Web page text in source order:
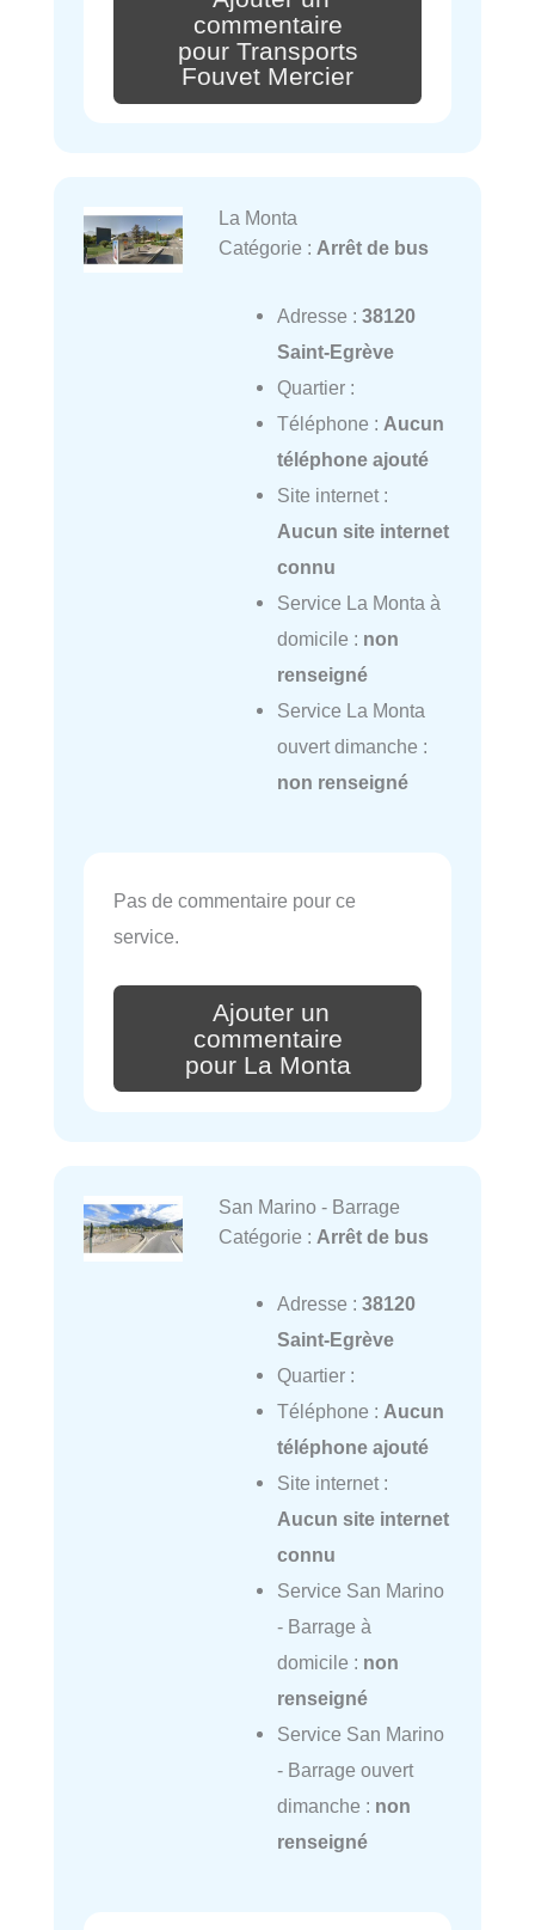
commentaire
pour Transports
Fouvet Mercier
La Monta
Catégorie : Arrêt de bus
Adresse : 38120
Saint-Egrève
Quartier :
Téléphone : Aucun
téléphone ajouté
Site internet :
Aucun site internet
connu
Service La Monta à
domicile : non
renseigné
Service La Monta
ouvert dimanche :
non renseigné
Pas de commentaire pour ce
service.
Ajouter un
commentaire
pour La Monta
San Marino - Barrage
Catégorie : Arrêt de bus
Adresse : 38120
Saint-Egrève
Quartier :
Téléphone : Aucun
téléphone ajouté
Site internet :
Aucun site internet
connu
Service San Marino
- Barrage à
domicile : non
renseigné
Service San Marino
- Barrage ouvert
dimanche : non
renseigné